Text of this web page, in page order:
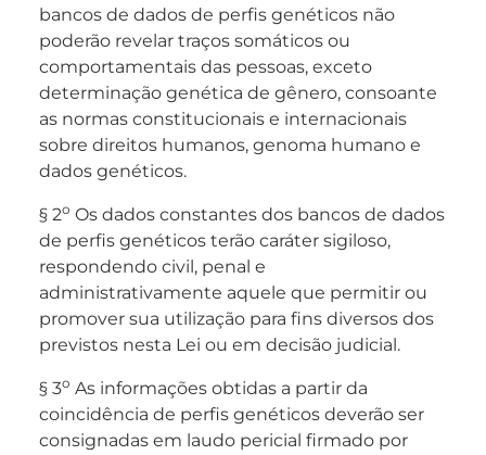
bancos de dados de perfis genéticos não
poderão revelar traços somáticos ou
comportamentais das pessoas, exceto
determinação genética de gênero, consoante
as normas constitucionais e internacionais
sobre direitos humanos, genoma humano e
dados genéticos.
§ 2o Os dados constantes dos bancos de dados
de perfis genéticos terão caráter sigiloso,
respondendo civil, penal e
administrativamente aquele que permitir ou
promover sua utilização para fins diversos dos
previstos nesta Lei ou em decisão judicial.
§ 3o As informações obtidas a partir da
coincidência de perfis genéticos deverão ser
consignadas em laudo pericial firmado por